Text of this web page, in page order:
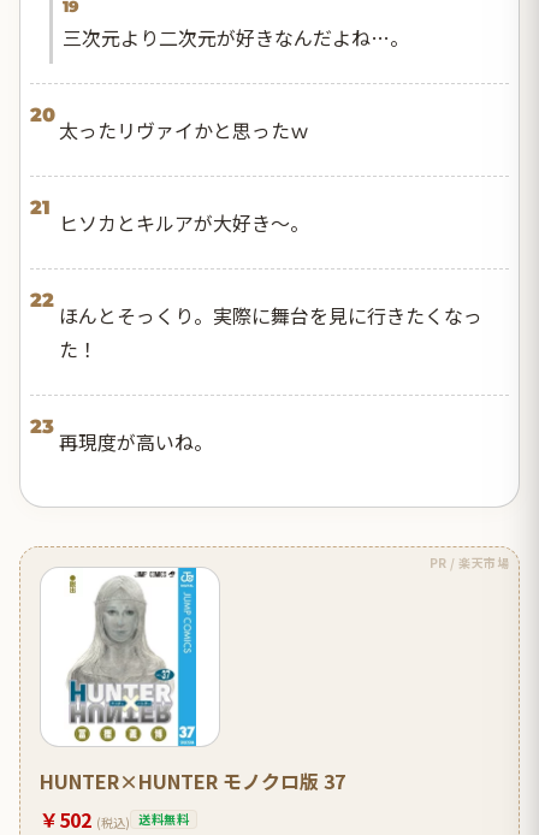
19
三次元より二次元が好きなんだよね…。
20
太ったリヴァイかと思ったｗ
21
ヒソカとキルアが大好き～。
22
ほんとそっくり。実際に舞台を見に行きたくなっ
た！
23
再現度が高いね。
PR / 楽天市場
HUNTER×HUNTER モノクロ版 37
￥502 (税込) 送料無料